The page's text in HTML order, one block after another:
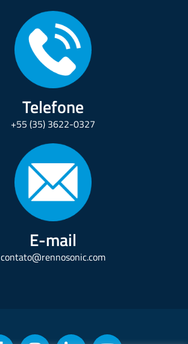
Telefone
+55 (35) 3622-0327
E-mail
contato@rennosonic.com